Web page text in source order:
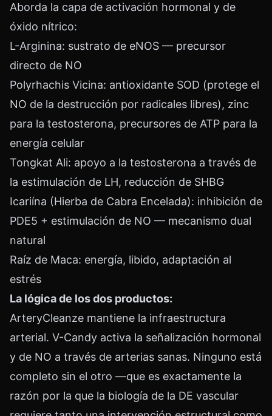
Aborda la capa de activación hormonal y de
óxido nítrico:
L-Arginina: sustrato de eNOS — precursor
directo de NO
Polyrhachis Vicina: antioxidante SOD (protege el
NO de la destrucción por radicales libres), zinc
para la testosterona, precursores de ATP para la
energía celular
Tongkat Ali: apoyo a la testosterona a través de
la estimulación de LH, reducción de SHBG
Icariína (Hierba de Cabra Encelada): inhibición de
PDE5 + estimulación de NO — mecanismo dual
natural
Raíz de Maca: energía, libido, adaptación al
estrés
La lógica de los dos productos:
ArteryCleanze mantiene la infraestructura
arterial. V-Candy activa la señalización hormonal
y de NO a través de arterias sanas. Ninguno está
completo sin el otro —que es exactamente la
razón por la que la biología de la DE vascular